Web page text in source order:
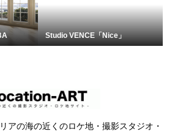
Studio VENCE「Nice」
アの海の近くのロケ地・撮影スタジオ・